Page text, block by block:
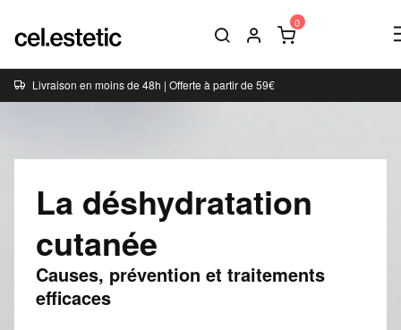
Livraison en moins de 48h | Offerte à partir de 59€
La déshydratation
cutanée
Causes, prévention et traitements
efficaces